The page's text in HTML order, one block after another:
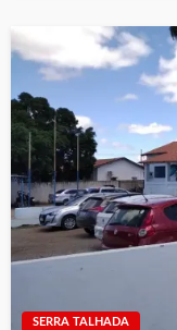
SERRA TALHADA